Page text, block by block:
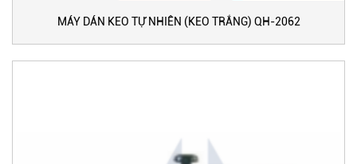
MÁY DÁN KEO TỰ NHIÊN (KEO TRẮNG) QH-2062